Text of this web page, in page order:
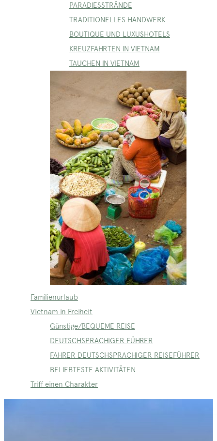
PARADIESSTRÄNDE
TRADITIONELLES HANDWERK
BOUTIQUE UND LUXUSHOTELS
KREUZFAHRTEN IN VIETNAM
TAUCHEN IN VIETNAM
Familienurlaub
Vietnam in Freiheit
Günstige/BEQUEME REISE
DEUTSCHSPRACHIGER FÜHRER
FAHRER DEUTSCHSPRACHIGER REISEFÜHRER
BELIEBTESTE AKTIVITÄTEN
Triff einen Charakter